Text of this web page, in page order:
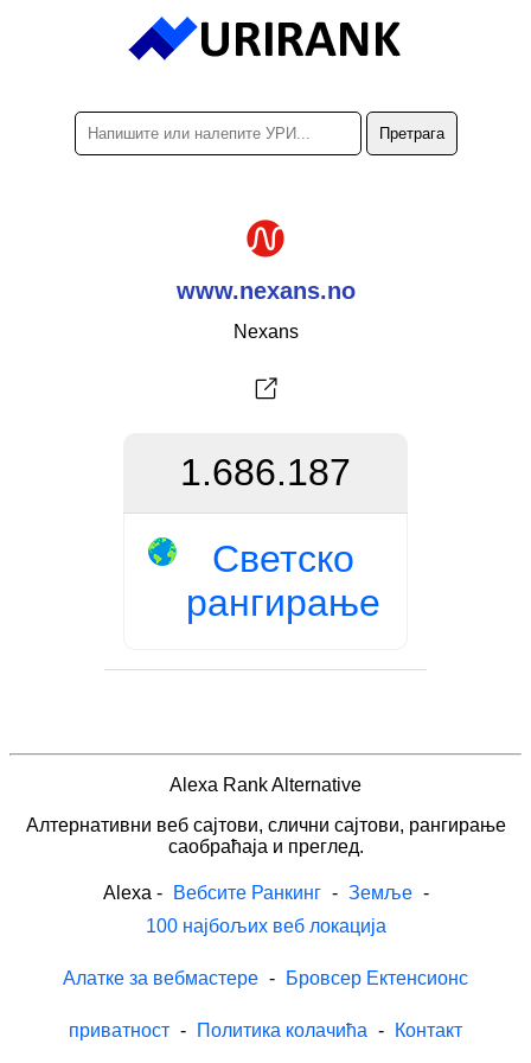
www.nexans.no
Nexans
1.686.187
Светско
рангирање
Alexa Rank Alternative
Алтернативни веб сајтови, слични сајтови, рангирање
саобраћаја и преглед.
Alexa - Вебсите Ранкинг - Земље -
100 најбољих веб локација
Алатке за вебмастере - Бровсер Ектенсионс
приватност - Политика колачића - Контакт